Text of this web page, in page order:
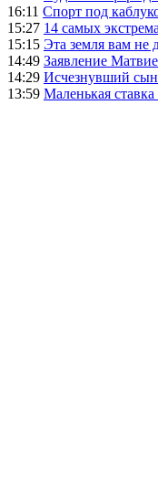
16:11 Спорт под
15:27 14 самых
15:15 Эта земля вам не
14:49 Заявление
14:29 Исчезнувший сын
13:59 Маленькая